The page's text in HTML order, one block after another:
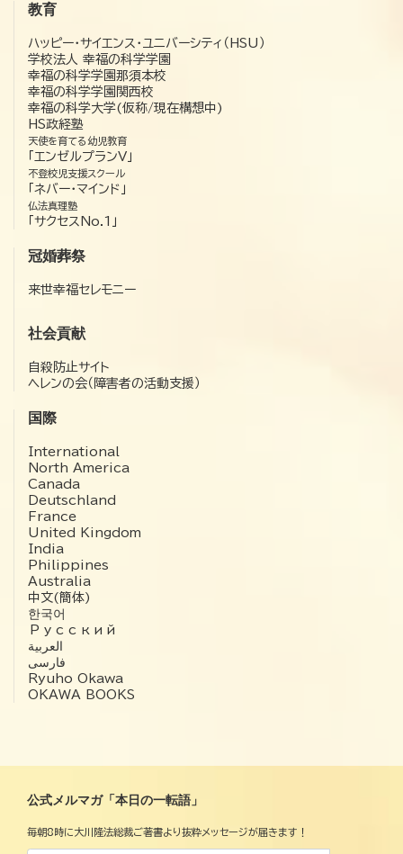
教育
ハッピー・サイエンス・ユニバーシティ（HSU）
学校法人 幸福の科学学園
幸福の科学学園那須本校
幸福の科学学園関西校
幸福の科学大学(仮称/現在構想中)
HS政経塾
天使を育てる幼児教育
「エンゼルプランV」
不登校児支援スクール
「ネバー・マインド」
仏法真理塾
「サクセスNo.1」
冠婚葬祭
来世幸福セレモニー
社会貢献
自殺防止サイト
ヘレンの会（障害者の活動支援）
国際
International
North America
Canada
Deutschland
France
United Kingdom
India
Philippines
Australia
中文(簡体)
한국어
Русский
العربية‏
فارسی
Ryuho Okawa
OKAWA BOOKS
公式メルマガ「本日の一転語」
毎朝8時に大川隆法総裁ご著書より抜粋メッセージが届きます！